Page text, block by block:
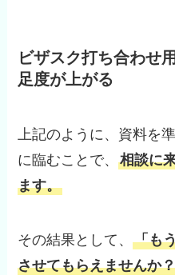
ビザスク打ち合わせ
足度が上がる
上記のように、資料を
に臨むことで、相談に
ます。
その結果として、「も
させてもらえませんか